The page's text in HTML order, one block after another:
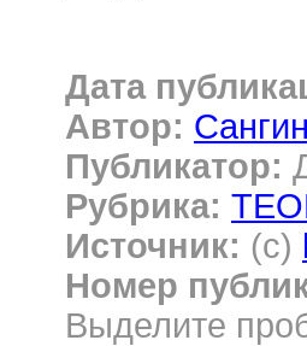
Дата
Автор:
Публикатор:
Рубрика:
Источник: (c)
Номер
Выделите